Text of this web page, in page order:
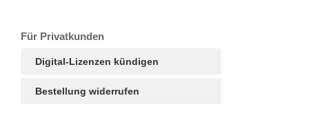
Für Privatkunden
Digital-Lizenzen kündigen
Bestellung widerrufen